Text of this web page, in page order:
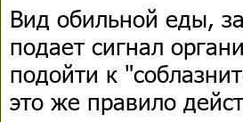
Вид обильной еды,
подает сигнал
подойти к
это же правило